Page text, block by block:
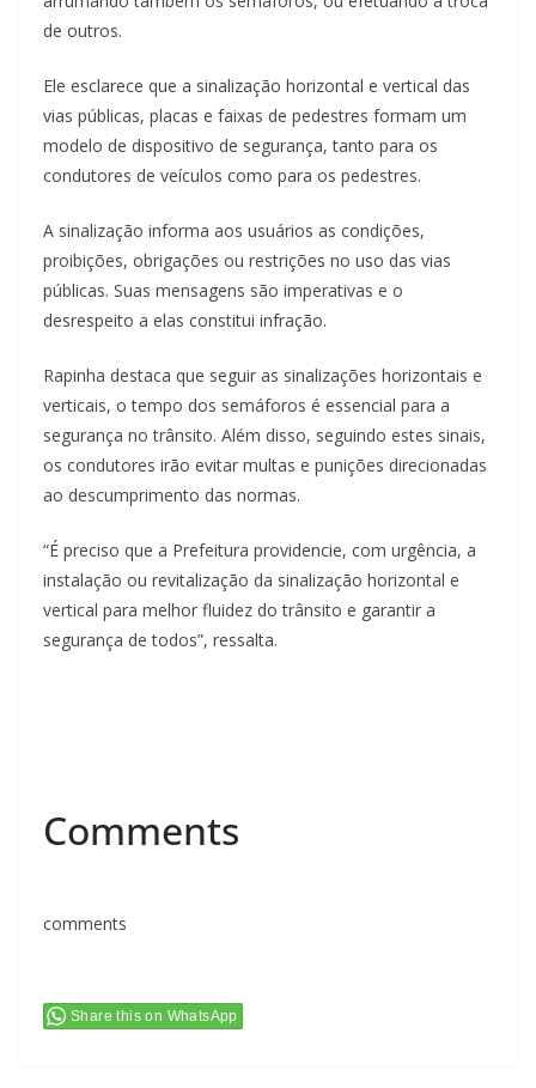
de outros.
Ele esclarece que a sinalização horizontal e vertical das
vias públicas, placas e faixas de pedestres formam um
modelo de dispositivo de segurança, tanto para os
condutores de veículos como para os pedestres.
A sinalização informa aos usuários as condições,
proibições, obrigações ou restrições no uso das vias
públicas. Suas mensagens são imperativas e o
desrespeito a elas constitui infração.
Rapinha destaca que seguir as sinalizações horizontais e
verticais, o tempo dos semáforos é essencial para a
segurança no trânsito. Além disso, seguindo estes sinais,
os condutores irão evitar multas e punições direcionadas
ao descumprimento das normas.
“É preciso que a Prefeitura providencie, com urgência, a
instalação ou revitalização da sinalização horizontal e
vertical para melhor fluidez do trânsito e garantir a
segurança de todos”, ressalta.
Comments
comments
Share this on WhatsApp